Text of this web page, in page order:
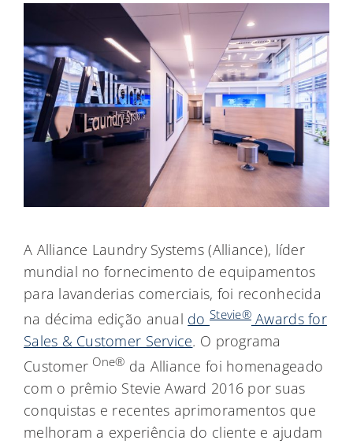
A Alliance Laundry Systems (Alliance), líder
mundial no fornecimento de equipamentos
para lavanderias comerciais, foi reconhecida
na décima edição anual doStevie®Awards for
Sales & Customer Service. O programa
Customer One® da Alliance foi homenageado
com o prêmio Stevie Award 2016 por suas
conquistas e recentes aprimoramentos que
melhoram a experiência do cliente e ajudam